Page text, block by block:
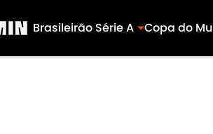
Brasileirão Série A Copa do